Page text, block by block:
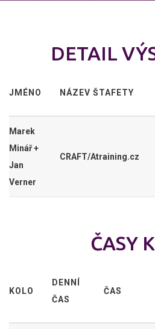
DETAIL
JMÉNO NÁZEV ŠTAFETY
Marek
Minář +
Jan
Verner
CRAFT/Atraining.cz
ČASY
KOLO
DENNÍ
ČAS
ČAS